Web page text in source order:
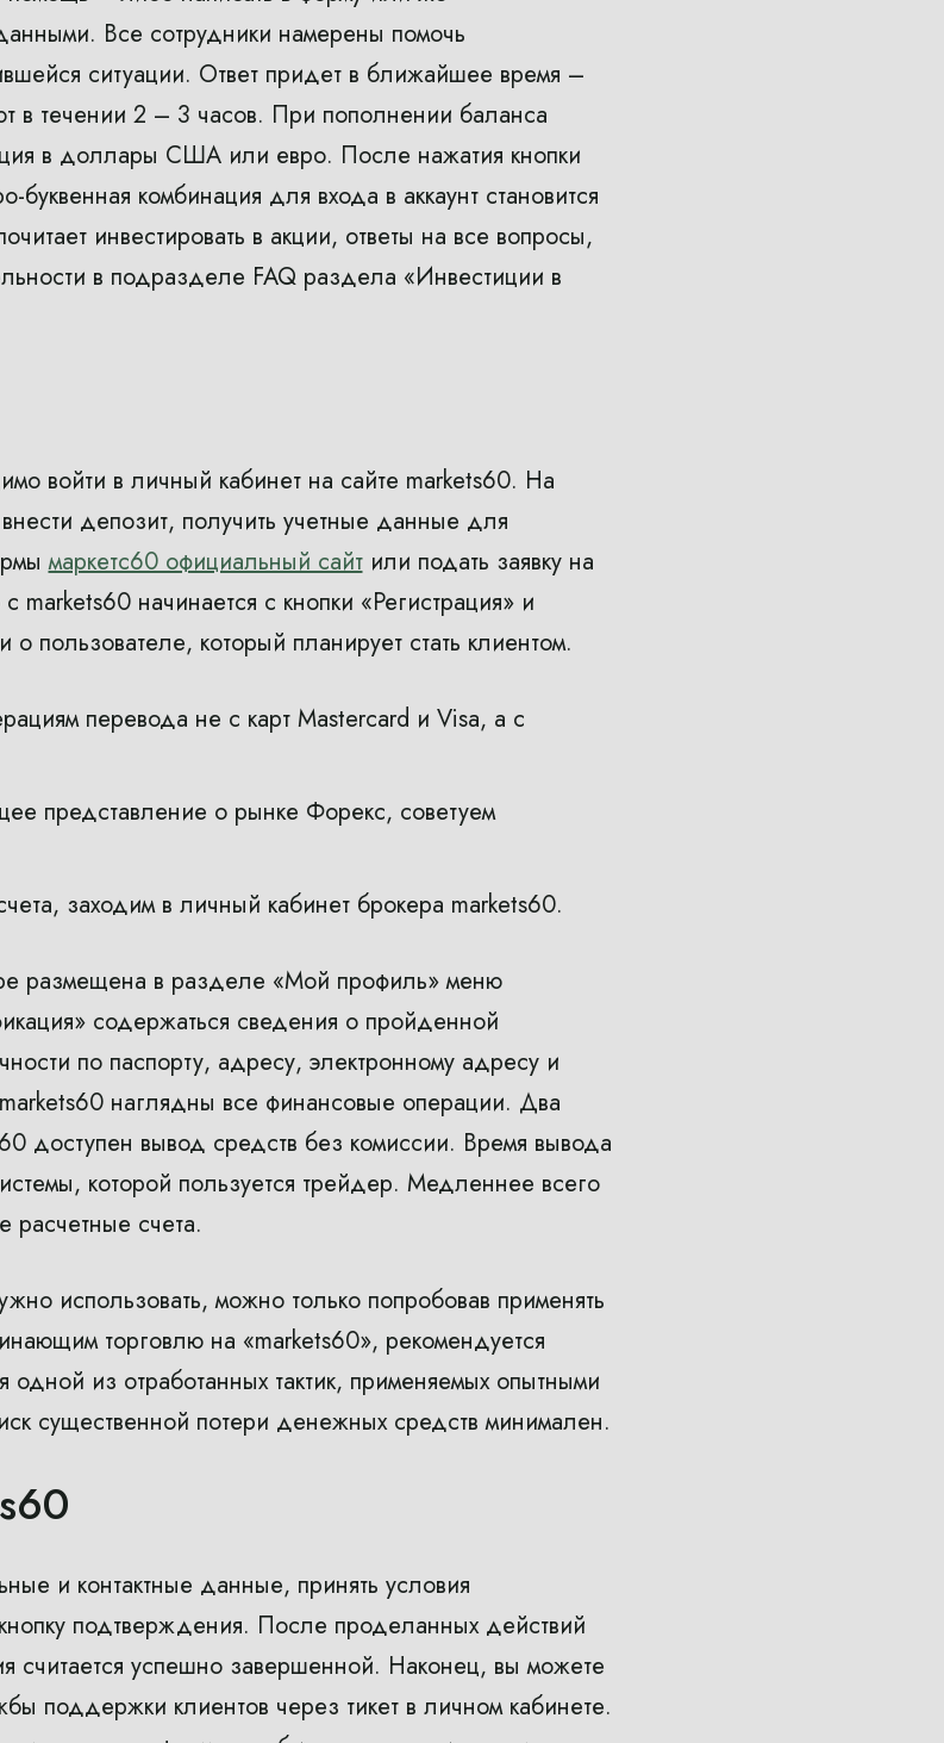
Все сотрудники намерены помочь
ситуации. Ответ придет в ближайшее время –
в течении 2 – 3 часов. При пополнении баланса
в доллары США или евро. После нажатия кнопки
буквенная комбинация для входа в аккаунт становится
инвестировать в акции, ответы на все вопросы,
в подразделе FAQ раздела «Инвестиции в
войти в личный кабинет на сайте markets60. На
депозит, получить учетные данные для
маркетс60 официальный сайтили подать заявку на
markets60 начинается с кнопки «Регистрация» и
пользователе, который планирует стать клиентом.
перевода не с карт Mastercard и Visa, а с
представление о рынке Форекс, советуем
заходим в личный кабинет брокера markets60.
размещена в разделе «Мой профиль» меню
содержаться сведения о пройденной
по паспорту, адресу, электронному адресу и
наглядны все финансовые операции. Два
доступен вывод средств без комиссии. Время вывода
которой пользуется трейдер. Медленнее всего
расчетные счета.
использовать, можно только попробовав применять
торговлю на «markets60», рекомендуется
одной из отработанных тактик, применяемых опытными
существенной потери денежных средств минимален.
и контактные данные, принять условия
кнопку подтверждения. После проделанных действий
считается успешно завершенной. Наконец, вы можете
поддержки клиентов через тикет в личном кабинете.